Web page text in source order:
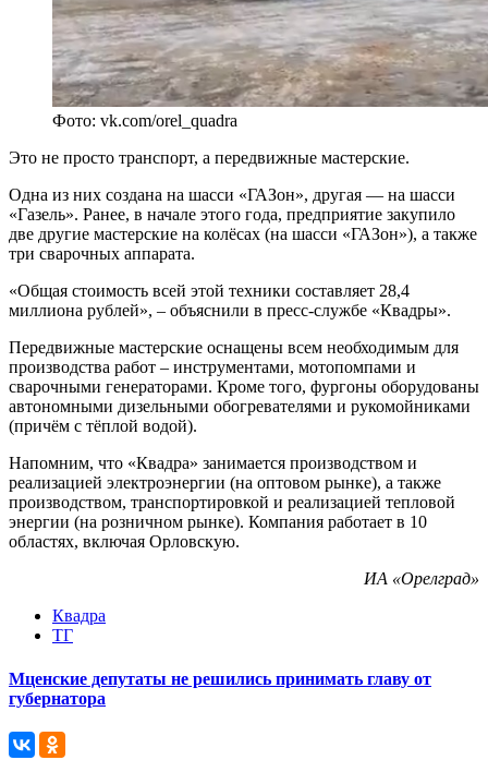
Фото: vk.com/orel_quadra
Это не просто транспорт, а передвижные мастерские.
Одна из них создана на шасси «ГАЗон», другая — на шасси
«Газель». Ранее, в начале этого года, предприятие закупило
две другие мастерские на колёсах (на шасси «ГАЗон»), а также
три сварочных аппарата.
«Общая стоимость всей этой техники составляет 28,4
миллиона рублей», – объяснили в пресс-службе «Квадры».
Передвижные мастерские оснащены всем необходимым для
производства работ – инструментами, мотопомпами и
сварочными генераторами. Кроме того, фургоны оборудованы
автономными дизельными обогревателями и рукомойниками
(причём с тёплой водой).
Напомним, что «Квадра» занимается производством и
реализацией электроэнергии (на оптовом рынке), а также
производством, транспортировкой и реализацией тепловой
энергии (на розничном рынке). Компания работает в 10
областях, включая Орловскую.
ИА «Орелград»
Квадра
ТГ
Мценские депутаты не решились принимать главу от
губернатора